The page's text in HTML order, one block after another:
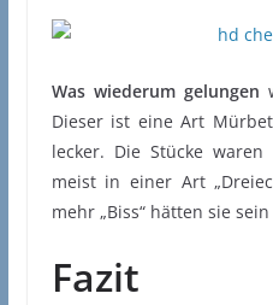
Was wiederum gelungen
Dieser ist eine Art
lecker. Die Stücke
meist in einer Art
mehr „Biss“ hätten sie
Fazit